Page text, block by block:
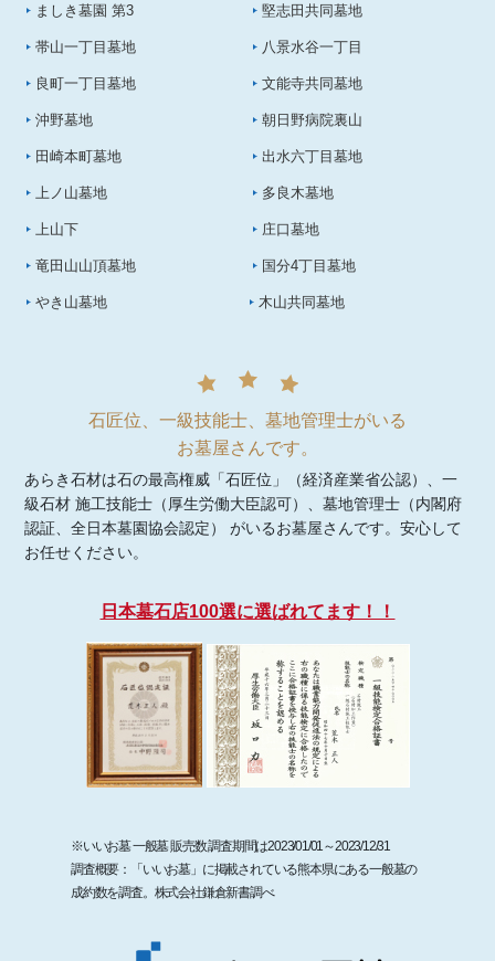
ましき墓園 第3 堅志田共同墓地
帯山一丁目墓地 八景水谷一丁目
良町一丁目墓地 文能寺共同墓地
沖野墓地 朝日野病院裏山
田崎本町墓地 出水六丁目墓地
上ノ山墓地 多良木墓地
上山下 庄口墓地
竜田山山頂墓地 国分4丁目墓地
やき山墓地 木山共同墓地
石匠位、一級技能士、墓地管理士がいる
お墓屋さんです。
あらき石材は石の最高権威「石匠位」（経済産業省公認）、一
級石材 施工技能士（厚生労働大臣認可）、墓地管理士（内閣府
認証、全日本墓園協会認定） がいるお墓屋さんです。安心して
お任せください。
日本墓石店100選に選ばれてます！！
※いいお墓 一般墓 販売数 調査期間は2023/01/01～2023/12/31
調査概要：「いいお墓」に掲載されている熊本県にある一般墓の
成約数を調査。株式会社鎌倉新書調べ